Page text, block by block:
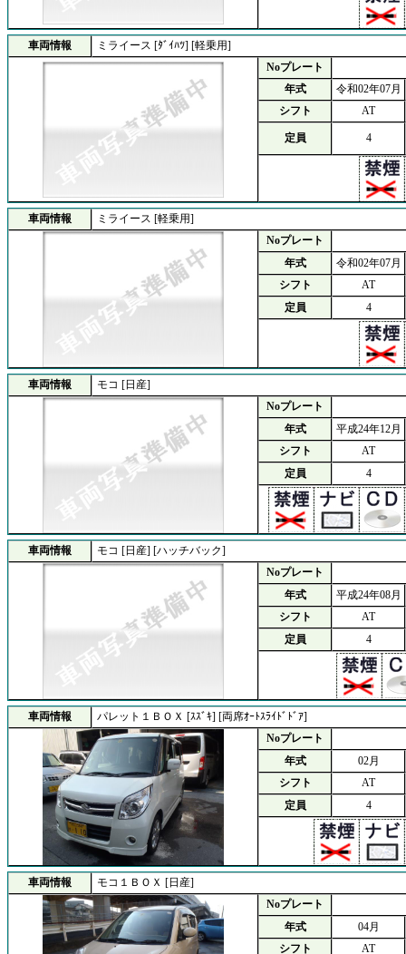
車両情報
ミライース [ﾀﾞｲﾊﾂ] [軽乗用]
Noプレート
年式
令和02年07月
シフト
AT
定員 4
車両情報
ミライース [軽乗用]
Noプレート
年式
令和02年07月
シフト
AT
定員
4
車両情報
モコ [日産]
Noプレート
年式
平成24年12月
シフト
AT
定員
4
車両情報
モコ [日産] [ハッチバック]
Noプレート
年式
平成24年08月
シフト
AT
定員
4
車両情報
パレット１ＢＯＸ [ｽｽﾞｷ] [両席ｵｰﾄｽﾗｲﾄﾞﾄﾞｱ]
Noプレート
年式
02月
シフト
AT
定員
4
車両情報
モコ１ＢＯＸ [日産]
Noプレート
年式
04月
シフト
AT